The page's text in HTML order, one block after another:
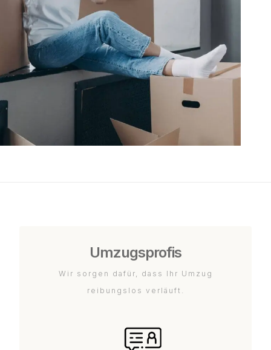
Umzugsprofis
Wir sorgen dafür, dass Ihr Umzug
reibungslos verläuft.